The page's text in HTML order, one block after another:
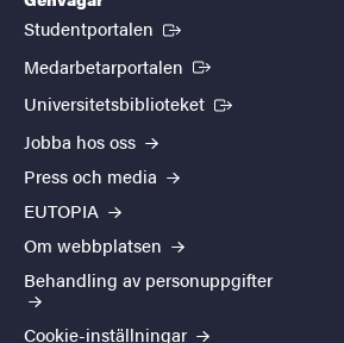
Studentportalen (Extern länk)
Medarbetarportalen (Extern länk)
Universitetsbiblioteket (Extern länk)
Jobba hos oss
Press och media
EUTOPIA
Om webbplatsen
Behandling av personuppgifter
Cookie-inställningar